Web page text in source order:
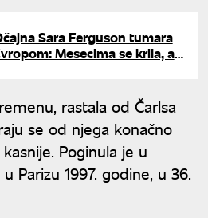
Sara Ferguson tumara
Mesecima se krila, a
rastala od Čarlsa
se od njega konačno
Poginula je u
Parizu 1997. godine, u 36.